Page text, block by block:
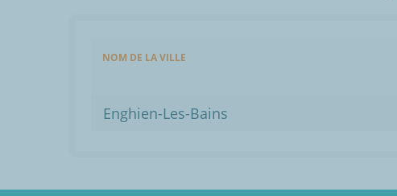
NOM DE LA VILLE
Enghien-Les-Bains